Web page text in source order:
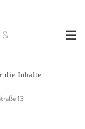
die Inhalte
13